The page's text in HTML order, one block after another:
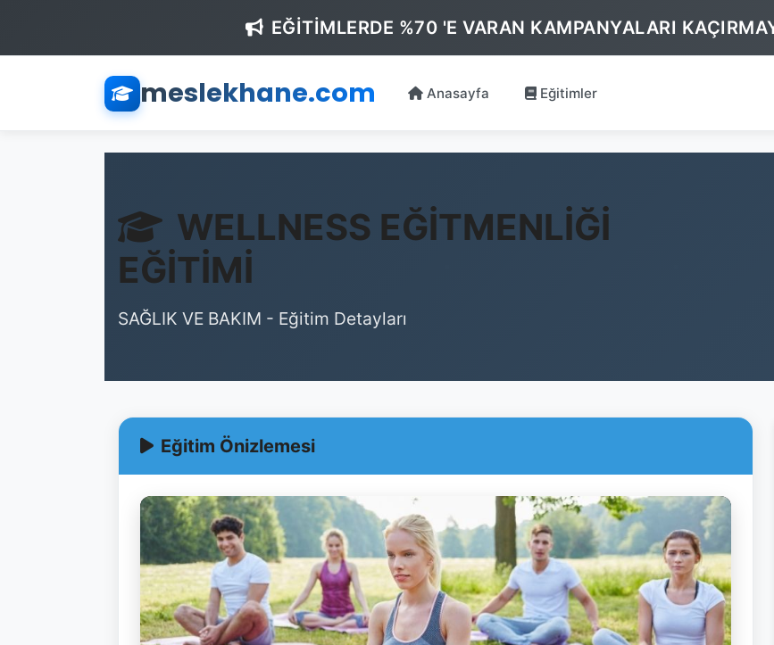
EĞİTİMLERDE %70 'E VARAN KAMPANYALARI
meslekhane.com Anasayfa Eğitimler
WELLNESS EĞİTMENLİĞİ
EĞİTİMİ
SAĞLIK VE BAKIM - Eğitim Detayları
Eğitim Önizlemesi